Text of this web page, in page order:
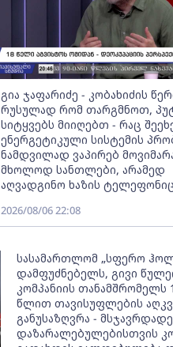
გია ჯაფარიძე - კობახიძის
რუსულად რომ თარგმნოთ,
სიტყვებს მიიღებთ - რაც
ენერგეტიკული სისტემის
ნამდვილად ვაპირებ
მხოლოდ სანთლები, არამედ
აღვადგინო ხაზის
2026/08/06 22:08
სასამართლომ „სფერო
დამფუძნებელს, გივი
კომპანიის თანამშრომელს
წლით თავისუფლების
განუსაზღვრა -
დაზარალებულებისთვის